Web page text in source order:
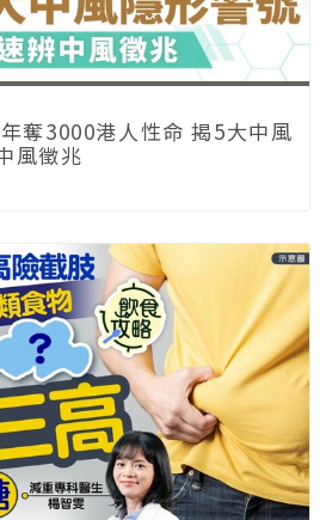
奪3000港人性命 揭5大中風
風徵兆